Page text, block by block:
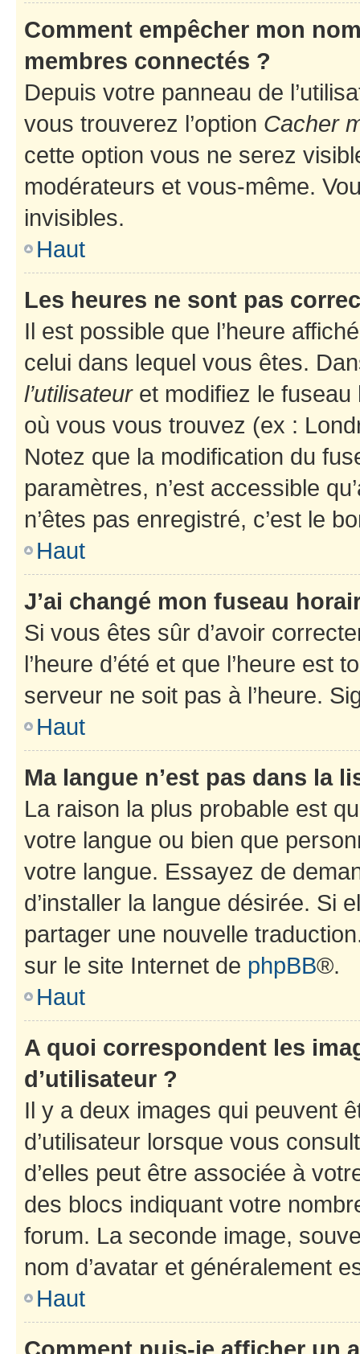
Comment empêcher mon
membres connectés ?
Depuis votre panneau de
vous trouverez l’option Cacher
cette option vous ne serez
modérateurs et vous-même.
invisibles.
Haut
Les heures ne sont pas
Il est possible que l’heure
celui dans lequel vous êtes.
l’utilisateuret modifiez le fuseau
où vous vous trouvez (ex :
Notez que la modification du
paramètres, n’est accessible
n’êtes pas enregistré, c’est le
Haut
J’ai changé mon fuseau
Si vous êtes sûr d’avoir
l’heure d’été et que l’heure est
serveur ne soit pas à l’heure.
Haut
Ma langue n’est pas dans la
La raison la plus probable est
votre langue ou bien que
votre langue. Essayez de
d’installer la langue désirée. Si
partager une nouvelle
sur le site Internet de phpBB®.
Haut
A quoi correspondent les
d’utilisateur ?
Il y a deux images qui peuvent
d’utilisateur lorsque vous
d’elles peut être associée à
des blocs indiquant votre
forum. La seconde image,
nom d’avatar et généralement
Haut
Comment puis-je afficher un